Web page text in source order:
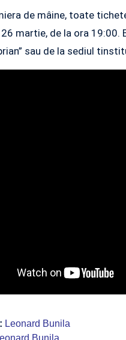
de mâine, toate
26 martie, de la ora
sau de la sediul
Leonard Bunila
Bunila